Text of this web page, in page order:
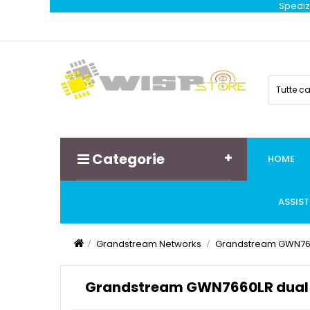
Tutte
Categorie HOME
Grandstream Networks Grandstream
Grandstream GWN7660LR